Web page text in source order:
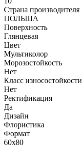
Страна производителя
ПОЛЬША
Поверхность
Глянцевая
Цвет
Мультиколор
Морозостойкость
Нет
Класс износостойкости
Нет
Ректификация
Да
Дизайн
Флористика
Формат
60х80